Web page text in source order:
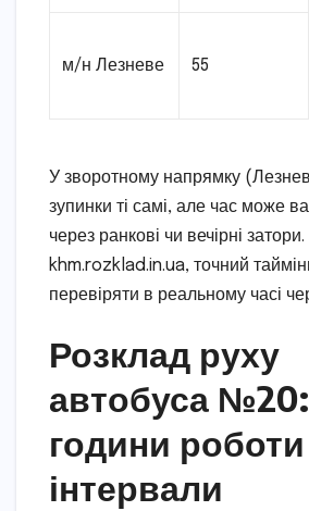
м/н Лезневе 55
У зворотному напрямку
зупинки ті самі, але час може
через ранкові чи вечірні
khm.rozklad.in.ua, точний
перевіряти в реальному часі
Розклад руху
автобуса №20:
години
інтервали